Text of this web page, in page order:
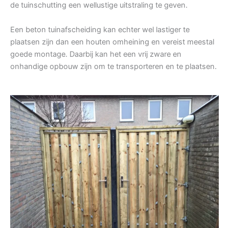
de tuinschutting een wellustige uitstraling te geven.
Een beton tuinafscheiding kan echter wel lastiger te
plaatsen zijn dan een houten omheining en vereist meestal
goede montage. Daarbij kan het een vrij zware en
onhandige opbouw zijn om te transporteren en te plaatsen.